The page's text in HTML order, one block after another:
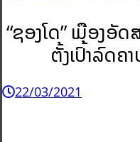
“ຊອງໂດ” ເມືອງອັ
ຕັ້ງເປົ້າລົດຄ
22/03/2021